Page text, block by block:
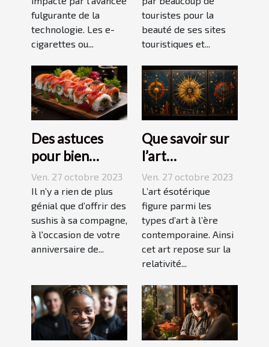
fulgurante de la
technologie. Les e-
cigarettes ou...
touristes pour la
beauté de ses sites
touristiques et...
Des astuces
pour bien
réussir ses
sushis !
Ven. 27 octobre 2023
Il n’y a rien de plus
génial que d’offrir des
sushis à sa compagne,
à l'occasion de votre
anniversaire de...
Que savoir sur
l’art
ésotérique ?
Ven. 27 octobre 2023
L’art ésotérique
figure parmi les
types d’art à l’ère
contemporaine. Ainsi
cet art repose sur la
relativité...